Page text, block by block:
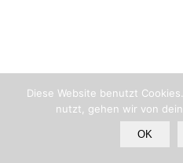
Diese Website benutzt
nutzt, gehen wir von
OK